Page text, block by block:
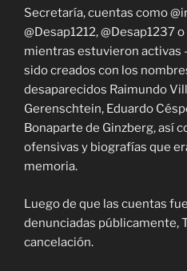
Secretaría, cuentas como
@Desap1212, @Desap1237
mientras estuvieron activas
sido creados con los
desaparecidos Raimundo
Gerenschtein, Eduardo
Bonaparte de Ginzberg, así
ofensivas y biografías que
memoria.
Luego de que las cuentas
denunciadas públicamente,
cancelación.